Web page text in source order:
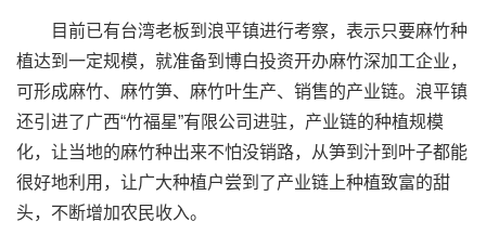
目前已有台湾老板到浪平镇进行考察，表示只要麻竹种
植达到一定规模，就准备到博白投资开办麻竹深加工企业，
可形成麻竹、麻竹笋、麻竹叶生产、销售的产业链。浪平镇
还引进了广西“竹福星”有限公司进驻，产业链的种植规模
化，让当地的麻竹种出来不怕没销路，从笋到汁到叶子都能
很好地利用，让广大种植户尝到了产业链上种植致富的甜
头，不断增加农民收入。